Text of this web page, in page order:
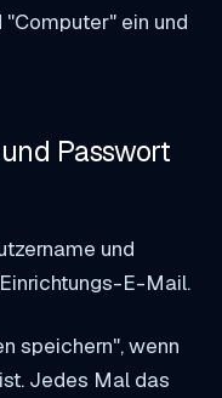
ein und
Passwort
und
E-Mail.
speichern", wenn
Jedes Mal das